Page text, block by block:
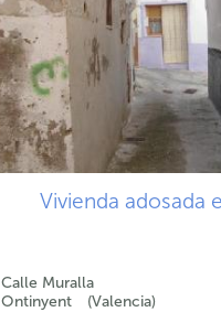
Vivienda adosada
Calle Muralla
Ontinyent
Valencia